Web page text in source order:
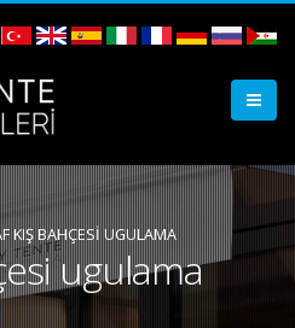
KIŞ BAHÇESI UGULAMA
ugulama